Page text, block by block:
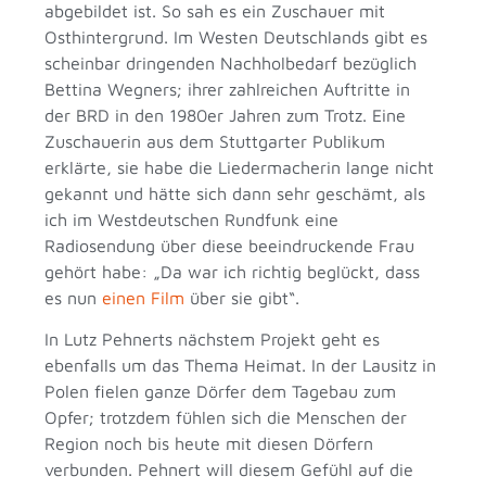
abgebildet ist. So sah es ein Zuschauer mit
Osthintergrund. Im Westen Deutschlands gibt es
scheinbar dringenden Nachholbedarf bezüglich
Bettina Wegners; ihrer zahlreichen Auftritte in
der BRD in den 1980er Jahren zum Trotz. Eine
Zuschauerin aus dem Stuttgarter Publikum
erklärte, sie habe die Liedermacherin lange nicht
gekannt und hätte sich dann sehr geschämt, als
ich im Westdeutschen Rundfunk eine
Radiosendung über diese beeindruckende Frau
gehört habe: „Da war ich richtig beglückt, dass
es nun einen Film über sie gibt“.
In Lutz Pehnerts nächstem Projekt geht es
ebenfalls um das Thema Heimat. In der Lausitz in
Polen fielen ganze Dörfer dem Tagebau zum
Opfer; trotzdem fühlen sich die Menschen der
Region noch bis heute mit diesen Dörfern
verbunden. Pehnert will diesem Gefühl auf die